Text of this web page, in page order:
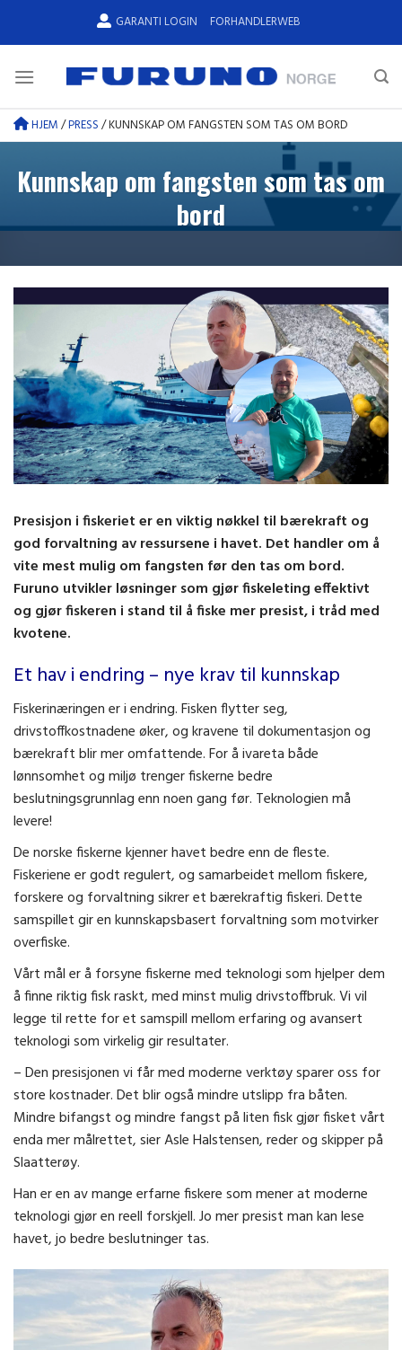
GARANTI LOGIN FORHANDLERWEB
HJEM/PRESS/KUNNSKAP OM FANGSTEN SOM TAS OM BORD
Kunnskap om fangsten som tas om
bord
Presisjon i fiskeriet er en viktig nøkkel til bærekraft og
god forvaltning av ressursene i havet. Det handler om å
vite mest mulig om fangsten før den tas om bord.
Furuno utvikler løsninger som gjør fiskeleting effektivt
og gjør fiskeren i stand til å fiske mer presist, i tråd med
kvotene.
Et hav i endring – nye krav til kunnskap
Fiskerinæringen er i endring. Fisken flytter seg,
drivstoffkostnadene øker, og kravene til dokumentasjon og
bærekraft blir mer omfattende. For å ivareta både
lønnsomhet og miljø trenger fiskerne bedre
beslutningsgrunnlag enn noen gang før. Teknologien må
levere!
De norske fiskerne kjenner havet bedre enn de fleste.
Fiskeriene er godt regulert, og samarbeidet mellom fiskere,
forskere og forvaltning sikrer et bærekraftig fiskeri. Dette
samspillet gir en kunnskapsbasert forvaltning som motvirker
overfiske.
Vårt mål er å forsyne fiskerne med teknologi som hjelper dem
å finne riktig fisk raskt, med minst mulig drivstoffbruk. Vi vil
legge til rette for et samspill mellom erfaring og avansert
teknologi som virkelig gir resultater.
– Den presisjonen vi får med moderne verktøy sparer oss for
store kostnader. Det blir også mindre utslipp fra båten.
Mindre bifangst og mindre fangst på liten fisk gjør fisket vårt
enda mer målrettet, sier Asle Halstensen, reder og skipper på
Slaatterøy.
Han er en av mange erfarne fiskere som mener at moderne
teknologi gjør en reell forskjell. Jo mer presist man kan lese
havet, jo bedre beslutninger tas.